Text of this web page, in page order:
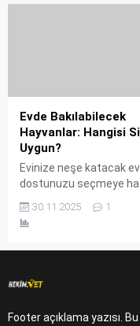
Evde Bakılabilecek
Hayvanlar: Hangisi
Uygun?
Evinize neşe katacak
dostunuzu seçmeye
kaplumbağa ve daha
için bakım zorlukları,
Bakılabilecek Hayvanlar
30.11.2025 1
Footer açıklama yazısı.